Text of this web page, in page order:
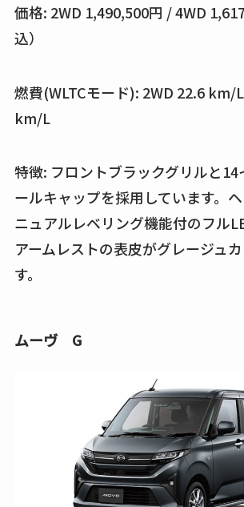
価格: 2WD 1,490,500円 / 4WD
込）
燃費(WLTCモード): 2WD 22.6 km/
km/L
特徴: フロントブラックグリルと14
ールキャップを採用しています。
ニュアルレベリング機能付のフル
アームレストの表皮がグレージュ
す。
ムーヴ G